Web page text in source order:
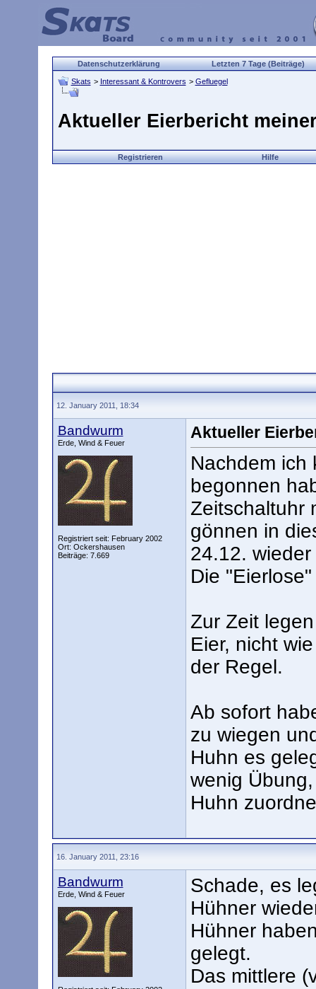
Datenschutzerklärung Letzten 7 Tage (Beiträge)
Skats > Interessant & Kontrovers > Gefluegel
Aktueller Eierbericht
Registrieren Hilfe
12. January 2011, 18:34
Bandwurm
Erde, Wind & Feuer
Registriert seit: February 2002
Ort: Ockershausen
Beiträge: 7.669
Aktueller
Nachdem ich
begonnen
Zeitschaltuhr
gönnen in
24.12.
Die
Zur Zeit
Eier, nicht
der Regel.
Ab sofort
zu wiegen
Huhn es
wenig
Huhn
16. January 2011, 23:16
Bandwurm
Erde, Wind & Feuer
Schade, es
Hühner
Hühner
gelegt.
Das mittlere